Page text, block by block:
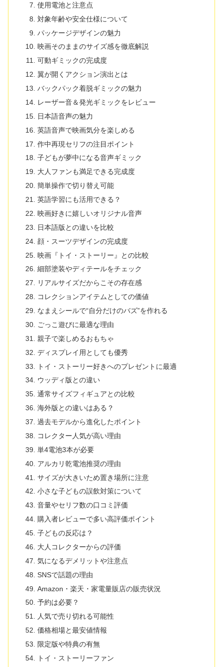
使用電池と注意点
対象年齢や安全仕様について
パッケージデザインの魅力
映画そのままのサイズ感を徹底解説
可動ギミックの完成度
翼が開くアクション演出とは
バックパック着脱ギミックの魅力
レーザー音＆発光ギミックをレビュー
日本語音声の魅力
英語音声で映画気分を楽しめる
作中再現セリフの注目ポイント
子どもが夢中になる音声ギミック
大人ファンも満足できる完成度
簡単操作で切り替え可能
英語学習にも活用できる？
映画好きに嬉しいオリジナル音声
日本語版との違いを比較
顔・スーツデザインの完成度
映画『トイ・ストーリー』との比較
細部塗装やディテールをチェック
リアルサイズだからこその存在感
コレクションアイテムとしての価値
なまえシールで“自分だけのバズ”を作れる
ごっこ遊びに最適な理由
親子で楽しめるおもちゃ
ディスプレイ用としても優秀
トイ・ストーリー好きへのプレゼントに最適
ウッディ版との違い
通常サイズフィギュアとの比較
海外版との違いはある？
過去モデルから進化したポイント
コレクター人気が高い理由
単4電池3本が必要
アルカリ乾電池推奨の理由
サイズが大きいため置き場所に注意
小さな子どもの誤飲対策について
音量やセリフ数の口コミ評価
購入者レビューで多い高評価ポイント
子どもの反応は？
大人コレクターからの評価
気になるデメリットや注意点
SNSで話題の理由
Amazon・楽天・家電量販店の販売状況
予約は必要？
人気で売り切れる可能性
価格相場と最安値情報
限定版や特典の有無
トイ・ストーリーファン